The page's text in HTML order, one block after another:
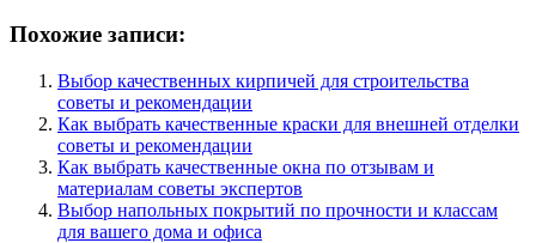
Похожие записи:
Выбор качественных кирпичей для строительства
советы и рекомендации
Как выбрать качественные краски для внешней отделки
советы и рекомендации
Как выбрать качественные окна по отзывам и
материалам советы экспертов
Выбор напольных покрытий по прочности и классам
для вашего дома и офиса